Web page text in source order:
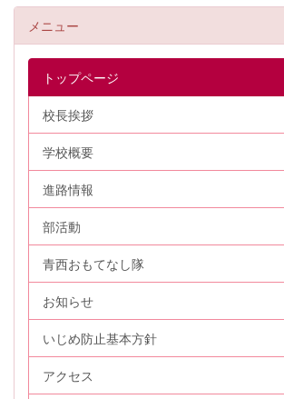
メニュー
トップページ
校長挨拶
学校概要
進路情報
部活動
青西おもてなし隊
お知らせ
いじめ防止基本方針
アクセス